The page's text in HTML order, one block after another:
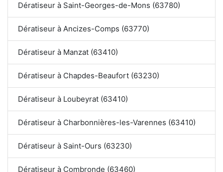
Dératiseur à Saint-Georges-de-Mons (63780)
Dératiseur à Ancizes-Comps (63770)
Dératiseur à Manzat (63410)
Dératiseur à Chapdes-Beaufort (63230)
Dératiseur à Loubeyrat (63410)
Dératiseur à Charbonnières-les-Varennes (63410)
Dératiseur à Saint-Ours (63230)
Dératiseur à Combronde (63460)